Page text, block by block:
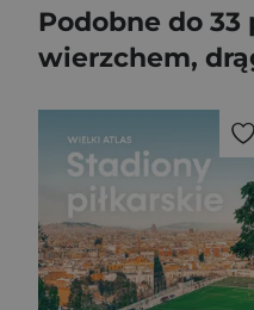
Podobne do
wierzchem,